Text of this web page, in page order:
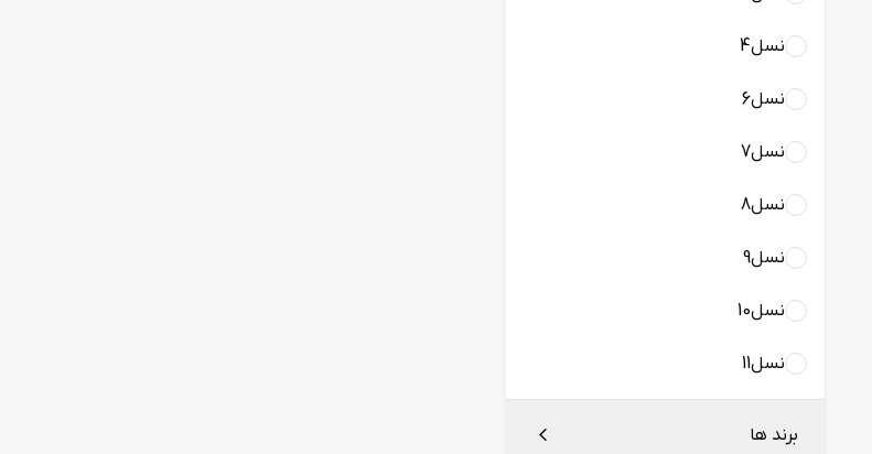
نسل4
نسل6
نسل7
نسل8
نسل9
نسل10
نسل11
برند ها